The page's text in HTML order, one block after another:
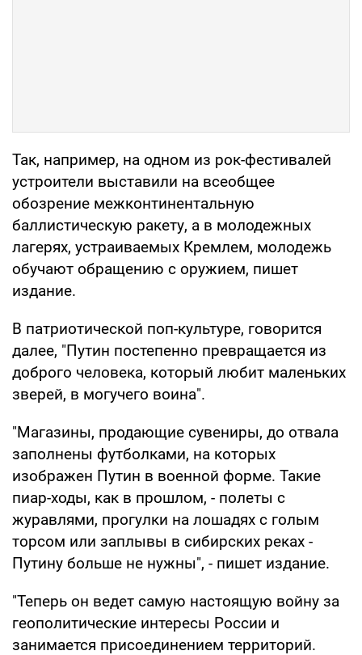
Так, например, на одном из рок-фестивалей
устроители выставили на всеобщее
обозрение межконтинентальную
баллистическую ракету, а в молодежных
лагерях, устраиваемых Кремлем, молодежь
обучают обращению с оружием, пишет
издание.
В патриотической поп-культуре, говорится
далее, "Путин постепенно превращается из
доброго человека, который любит маленьких
зверей, в могучего воина".
"Магазины, продающие сувениры, до отвала
заполнены футболками, на которых
изображен Путин в военной форме. Такие
пиар-ходы, как в прошлом, - полеты с
журавлями, прогулки на лошадях с голым
торсом или заплывы в сибирских реках -
Путину больше не нужны", - пишет издание.
"Теперь он ведет самую настоящую войну за
геополитические интересы России и
занимается присоединением территорий.